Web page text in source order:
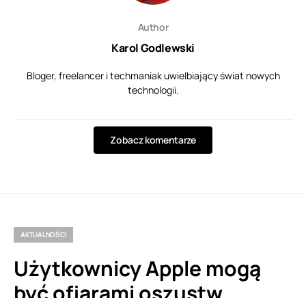
Author
Karol Godlewski
Bloger, freelancer i techmaniak uwielbiający świat nowych
technologii.
Zobacz komentarze
AKTUALNOŚCI
Użytkownicy Apple mogą